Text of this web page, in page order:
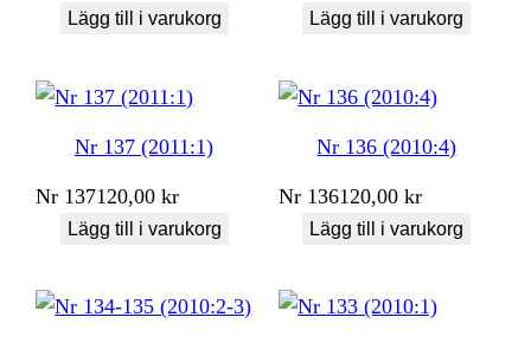
Lägg till i varukorg Lägg till i varukorg
Nr 137 (2011:1)
Nr 137120,00kr
Lägg till i varukorg
Nr 136 (2010:4)
Nr 136120,00kr
Lägg till i varukorg